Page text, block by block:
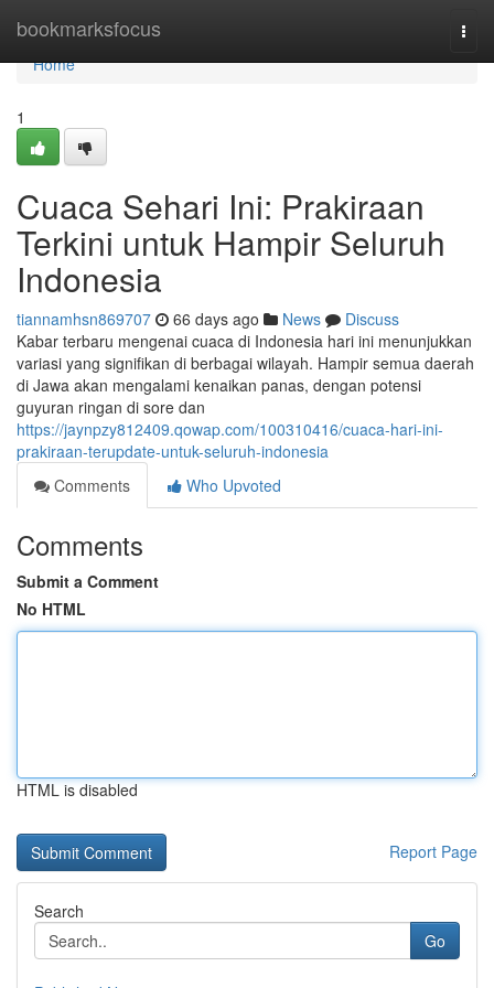
bookmarksfocus
Home
Home
1
Cuaca Sehari Ini: Prakiraan
Terkini untuk Hampir Seluruh
Indonesia
tiannamhsn869707 66 days ago News
Discuss
Kabar terbaru mengenai cuaca di Indonesia hari ini menunjukkan
variasi yang signifikan di berbagai wilayah. Hampir semua daerah
di Jawa akan mengalami kenaikan panas, dengan potensi
guyuran ringan di sore dan
https://jaynpzy812409.qowap.com/100310416/cuaca-hari-ini-
prakiraan-terupdate-untuk-seluruh-indonesia
Comments
Who Upvoted
Comments
Submit a Comment
No HTML
HTML is disabled
Report Page
Search
Go